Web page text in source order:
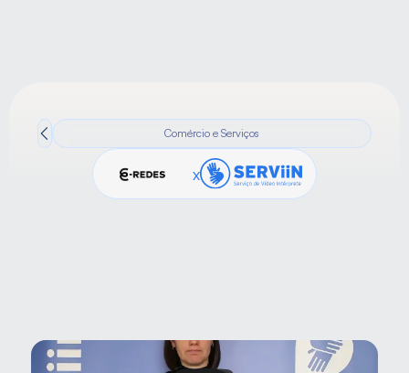
Comércio e Serviços
x